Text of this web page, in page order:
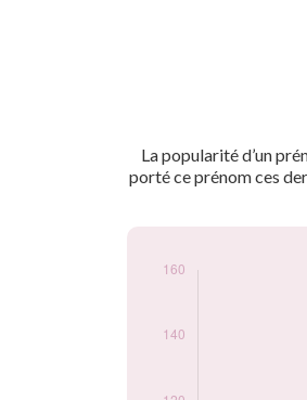
La popularité d’un
porté ce prénom ces
2013
5
2014
5
2018
10
2021
50